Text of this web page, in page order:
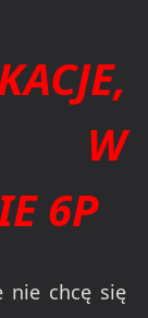
W
6P
nie chcę się